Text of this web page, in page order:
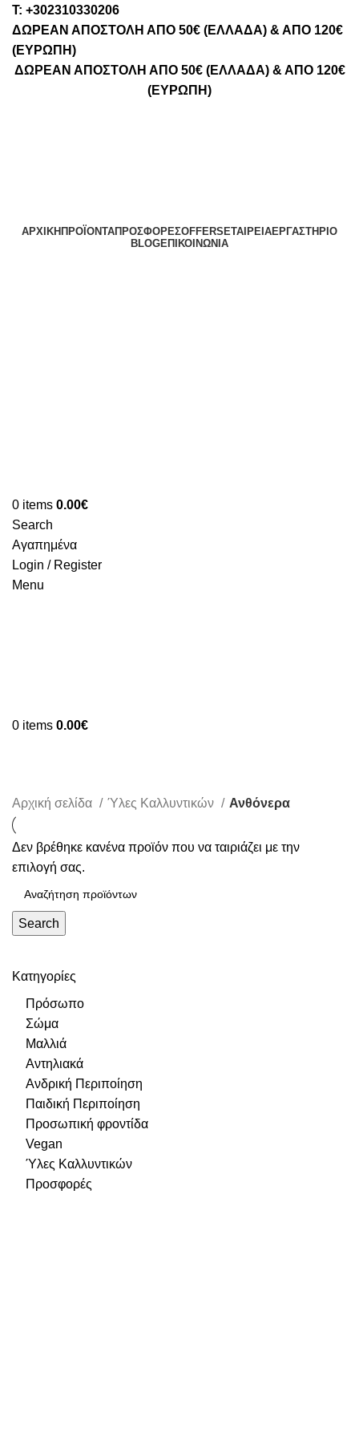
Τ: +302310330206
ΔΩΡΕΑΝ ΑΠΟΣΤΟΛΗ ΑΠΟ 50€ (ΕΛΛΑΔΑ) & ΑΠΟ 120€
(ΕΥΡΩΠΗ)
ΔΩΡΕΑΝ ΑΠΟΣΤΟΛΗ ΑΠΟ 50€ (ΕΛΛΑΔΑ) & ΑΠΟ 120€
(ΕΥΡΩΠΗ)
ΑΡΧΙΚΉ ΠΡΟΪΌΝΤΑΠΡΟΣΦΟΡΈΣOFFERS ΕΤΑΙΡΕΊΑΕΡΓΑΣΤΉΡΙΟ
BLOGΕΠΙΚΟΙΝΩΝΊΑ
0 items 0.00€
Search
Αγαπημένα
Login / Register
Menu
0 items 0.00€
Κατηγορίες
Πρόσωπο
Σώμα
Μαλλιά
Αντηλιακά
Ανδρική Περιποίηση
Παιδική Περιποίηση
Προσωπική φροντίδα
Vegan
Ύλες Καλλυντικών
Προσφορές
Αρχική σελίδα Ύλες Καλλυντικών Ανθόνερα
Δεν βρέθηκε κανένα προϊόν που να ταιριάζει με την
επιλογή σας.
Search